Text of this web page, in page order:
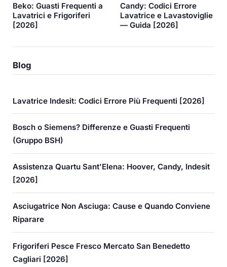
Beko: Guasti Frequenti a
Lavatrici e Frigoriferi
[2026]
Candy: Codici Errore
Lavatrice e Lavastoviglie
— Guida [2026]
Blog
Lavatrice Indesit: Codici Errore Più Frequenti [2026]
Bosch o Siemens? Differenze e Guasti Frequenti
(Gruppo BSH)
Assistenza Quartu Sant'Elena: Hoover, Candy, Indesit
[2026]
Asciugatrice Non Asciuga: Cause e Quando Conviene
Riparare
Frigoriferi Pesce Fresco Mercato San Benedetto
Cagliari [2026]